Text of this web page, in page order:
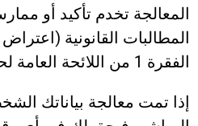
المعالجة تخدم تأكيد أو
الفقرة 1 من اللائحة العامة لحماية البيانات).
إذا تمت معالجة بياناتك